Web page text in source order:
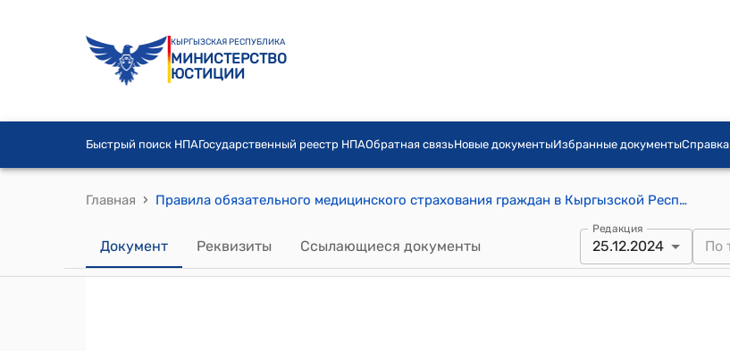
КЫРГЫЗСКАЯ РЕСПУБЛИКА
МИНИСТЕРСТВО
ЮСТИЦИИ
Быстрый поиск НПАГосударственный реестр НПАОбратная связьНовые документыИзбранные документыСправка
Главная › Правила обязательного медицинского страхования граждан в Кыргызской Республике (к постановлению Кабинета Министров КР от 15 ноября 2023 года № 597)
Документ Реквизиты Ссылающиеся документы
Редакция
25.12.2024